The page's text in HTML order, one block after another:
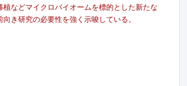
などマイクロバイオームを標的とした新たな
き研究の必要性を強く示唆している。